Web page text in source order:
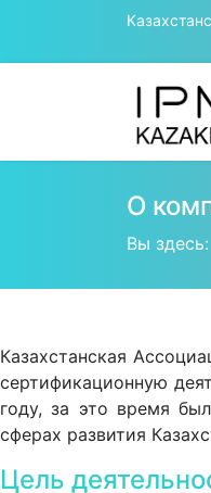
О
Вы здесь:
Казахстанская
сертификационную
году, за это время
сферах развития
Цель